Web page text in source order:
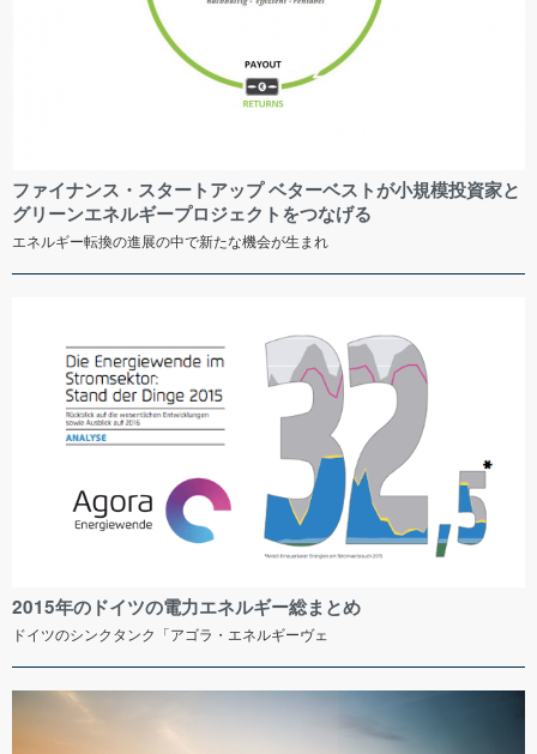
ファイナンス・スタートアップ ベターベストが小規模投資家と
グリーンエネルギープロジェクトをつなげる
エネルギー転換の進展の中で新たな機会が生まれ
2015年のドイツの電力エネルギー総まとめ
ドイツのシンクタンク「アゴラ・エネルギーヴェ